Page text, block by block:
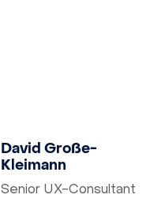
David Große-
Kleimann
Senior UX-Consultant